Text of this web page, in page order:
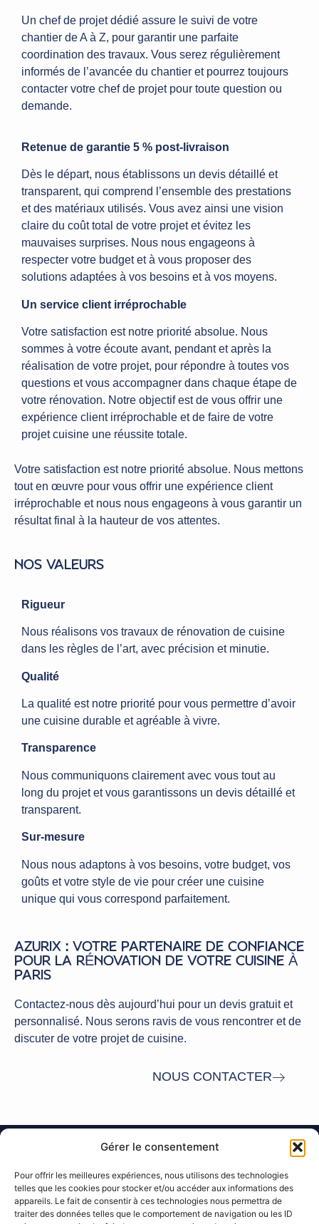
Gérer le consentement
Pour offrir les meilleures expériences, nous utilisons des technologies
telles que les cookies pour stocker et/ou accéder aux informations des
appareils. Le fait de consentir à ces technologies nous permettra de
traiter des données telles que le comportement de navigation ou les ID
Un chef de projet dédié assure le suivi de votre
chantier de A à Z, pour garantir une parfaite
coordination des travaux. Vous serez régulièrement
informés de l’avancée du chantier et pourrez toujours
contacter votre chef de projet pour toute question ou
demande.
Retenue de garantie 5 % post-livraison
Dès le départ, nous établissons un devis détaillé et
transparent, qui comprend l’ensemble des prestations
et des matériaux utilisés. Vous avez ainsi une vision
claire du coût total de votre projet et évitez les
mauvaises surprises. Nous nous engageons à
respecter votre budget et à vous proposer des
solutions adaptées à vos besoins et à vos moyens.
Un service client irréprochable
Votre satisfaction est notre priorité absolue. Nous
sommes à votre écoute avant, pendant et après la
réalisation de votre projet, pour répondre à toutes vos
questions et vous accompagner dans chaque étape de
votre rénovation. Notre objectif est de vous offrir une
expérience client irréprochable et de faire de votre
projet cuisine une réussite totale.
Votre satisfaction est notre priorité absolue. Nous mettons
tout en œuvre pour vous offrir une expérience client
irréprochable et nous nous engageons à vous garantir un
résultat final à la hauteur de vos attentes.
NOS VALEURS
Rigueur
Nous réalisons vos travaux de rénovation de cuisine
dans les règles de l’art, avec précision et minutie.
Qualité
La qualité est notre priorité pour vous permettre d’avoir
une cuisine durable et agréable à vivre.
Transparence
Nous communiquons clairement avec vous tout au
long du projet et vous garantissons un devis détaillé et
transparent.
Sur-mesure
Nous nous adaptons à vos besoins, votre budget, vos
goûts et votre style de vie pour créer une cuisine
unique qui vous correspond parfaitement.
AZURIX : VOTRE PARTENAIRE DE CONFIANCE
POUR LA RÉNOVATION DE VOTRE CUISINE À
PARIS
Contactez-nous dès aujourd’hui pour un devis gratuit et
personnalisé. Nous serons ravis de vous rencontrer et de
discuter de votre projet de cuisine.
NOUS CONTACTER